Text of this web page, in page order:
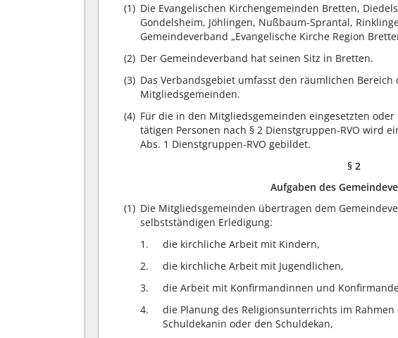
(1) Die Evangelischen Kirchengemeinden Bretten,
Gondelsheim, Jöhlingen, Nußbaum-Sprantal,
Gemeindeverband „Evangelische Kirche Region
(2) Der Gemeindeverband hat seinen Sitz in Bretten.
(3) Das Verbandsgebiet umfasst den räumlichen
Mitgliedsgemeinden.
(4) Für die in den Mitgliedsgemeinden eingesetzten
tätigen Personen nach § 2 Dienstgruppen-RVO wird
Abs. 1 Dienstgruppen-RVO gebildet.
§ 2
Aufgaben des
(1) Die Mitgliedsgemeinden übertragen dem
selbstständigen Erledigung:
die kirchliche Arbeit mit Kindern,
die kirchliche Arbeit mit Jugendlichen,
die Arbeit mit Konfirmandinnen und
die Planung des Religionsunterrichts im
Schuldekanin oder den Schuldekan,